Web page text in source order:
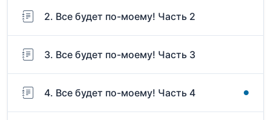
2. Все будет по-моему! Часть 2
3. Все будет по-моему! Часть 3
4. Все будет по-моему! Часть 4